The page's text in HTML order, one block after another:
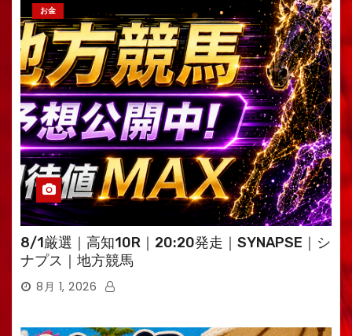
お金
8/1厳選｜高知10R｜20:20発走｜SYNAPSE｜シ
ナプス｜地方競馬
8月 1, 2026